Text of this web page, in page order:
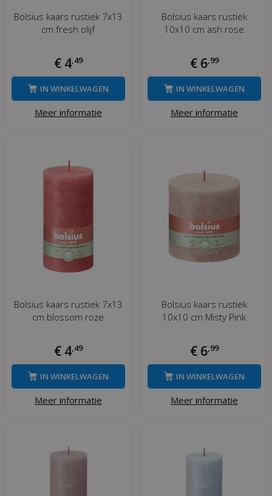
Bolsius kaars rustiek 7x13
cm fresh olijf
€ 4 49
Meer informatie
IN WINKELWAGEN
Bolsius kaars rustiek
10x10 cm ash rose
€ 6 99
Meer informatie
IN WINKELWAGEN
Bolsius kaars rustiek 7x13
cm blossom roze
€ 4 49
Meer informatie
IN WINKELWAGEN
Bolsius kaars rustiek
10x10 cm Misty Pink
€ 6 99
Meer informatie
IN WINKELWAGEN